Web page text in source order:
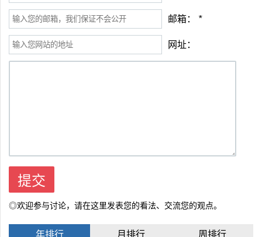
邮箱： *
网址：
◎欢迎参与讨论，请在这里发表您的看法、交流您的观点。
年排行 月排行 周排行